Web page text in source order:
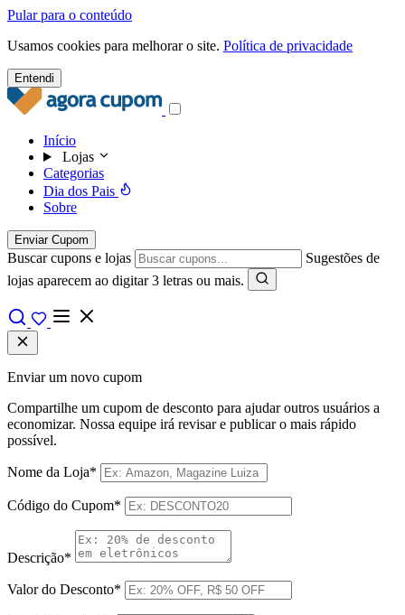
Pular para o conteúdo
Usamos cookies para melhorar o site. Política de privacidade
Entendi
Início
Lojas
Categorias
Dia dos Pais
Sobre
Enviar Cupom
Buscar cupons e lojas
Sugestões de
lojas aparecem ao digitar 3 letras ou mais.
Enviar um novo cupom
Compartilhe um cupom de desconto para ajudar outros usuários a
economizar. Nossa equipe irá revisar e publicar o mais rápido
possível.
Nome da Loja*
Código do Cupom*
Descrição*
Valor do Desconto*